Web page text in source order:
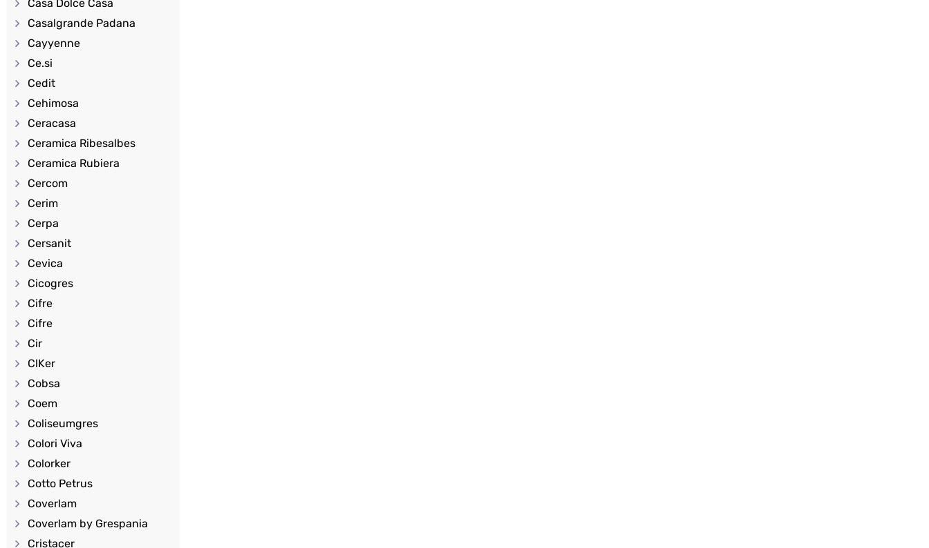
Casa Dolce Casa
Casalgrande Padana
Cayyenne
Ce.si
Cedit
Cehimosa
Ceracasa
Ceramica Ribesalbes
Ceramica Rubiera
Cercom
Cerim
Cerpa
Cersanit
Cevica
Cicogres
Cifre
Cifre
Cir
ClKer
Cobsa
Coem
Coliseumgres
Colori Viva
Colorker
Cotto Petrus
Coverlam
Coverlam by Grespania
Cristacer